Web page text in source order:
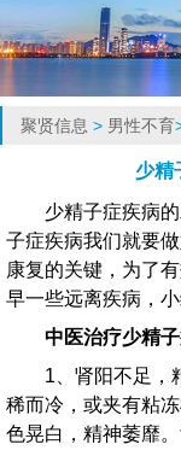
聚贤信息 > 男性不育
少精
少精子症疾病
子症疾病我们就要
康复的关键，为了
早一些远离疾病，
中医治疗少精
1、肾阳不足
稀而冷，或夹有粘
色晃白，精神萎靡